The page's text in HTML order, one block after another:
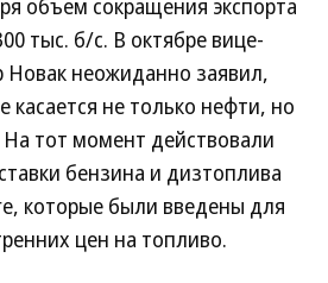
объем сокращения экспорта
тыс. б/с. В октябре вице-
Новак неожиданно заявил,
касается не только нефти, но
тот момент действовали
бензина и дизтоплива
которые были введены для
цен на топливо.